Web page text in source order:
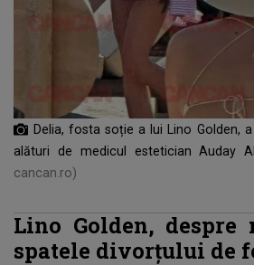
Delia, fosta soție a lui Lino Golden,
alături de medicul estetician Auday
cancan.ro)
Lino Golden,
spatele divorțului de